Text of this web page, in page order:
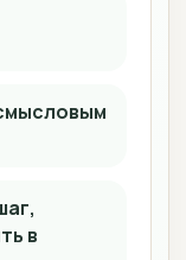
в